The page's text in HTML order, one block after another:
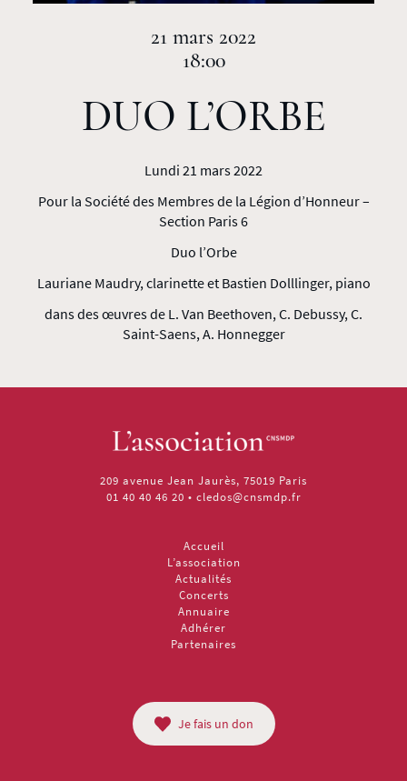
21 mars 2022
18:00
DUO L’ORBE
Lundi 21 mars 2022
Pour la Société des Membres de la Légion d’Honneur –
Section Paris 6
Duo l’Orbe
Lauriane Maudry, clarinette et Bastien Dolllinger, piano
dans des œuvres de L. Van Beethoven, C. Debussy, C.
Saint-Saens, A. Honnegger
209 avenue Jean Jaurès, 75019 Paris
01 40 40 46 20 • cledos@cnsmdp.fr
Accueil
L’association
Actualités
Concerts
Annuaire
Adhérer
Partenaires
Je fais un don